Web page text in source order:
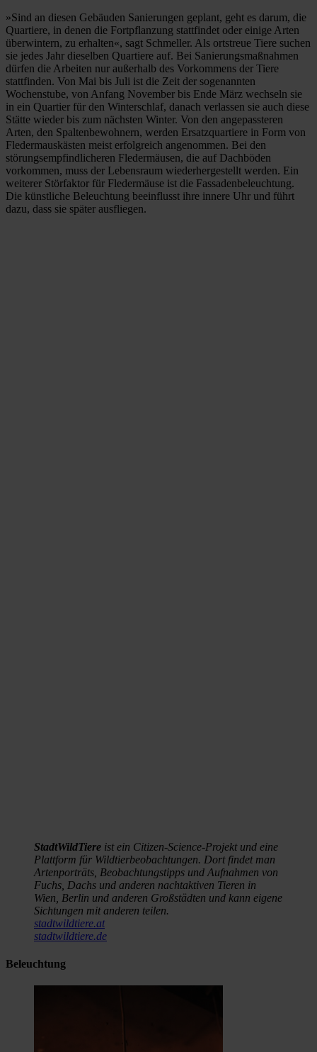
»Sind an diesen Gebäuden Sanierungen geplant, geht es darum, die
Quartiere, in denen die Fortpflanzung stattfindet oder einige Arten
überwintern, zu erhalten«, sagt Schmeller. Als ortstreue Tiere suchen
sie jedes Jahr dieselben Quartiere auf. Bei Sanierungsmaßnahmen
dürfen die Arbeiten nur außerhalb des Vorkommens der Tiere
stattfinden. Von Mai bis Juli ist die Zeit der sogenannten
Wochenstube, von Anfang November bis Ende März wechseln sie
in ein Quartier für den Winterschlaf, danach verlassen sie auch diese
Stätte wieder bis zum nächsten Winter. Von den angepassteren
Arten, den Spaltenbewohnern, werden Ersatzquartiere in Form von
Fledermauskästen meist erfolgreich angenommen. Bei den
störungsempfindlicheren Fledermäusen, die auf Dachböden
vorkommen, muss der Lebensraum wiederhergestellt werden. Ein
weiterer Störfaktor für Fledermäuse ist die Fassadenbeleuchtung.
Die künstliche Beleuchtung beeinflusst ihre innere Uhr und führt
dazu, dass sie später ausfliegen.
StadtWildTiere ist ein Citizen-Science-Projekt und eine
Plattform für Wildtierbeobachtungen. Dort findet man
Artenporträts, Beobachtungstipps und Aufnahmen von
Fuchs, Dachs und anderen nachtaktiven Tieren in
Wien, Berlin und anderen Großstädten und kann eigene
Sichtungen mit anderen teilen.
stadtwildtiere.at
stadtwildtiere.de
Beleuchtung